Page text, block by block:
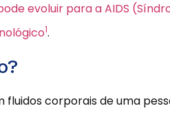
evoluir para a AIDS
1.
corporais de uma